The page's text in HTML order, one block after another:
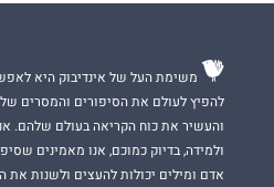
משימת העל של אינדיבוק היא
להפיץ לעולם את הסיפורים והמסרים
והעשיר את כוח הקריאה בעולם שלהם.
ולמידה, בדיוק כמוכם, אנו מאמינים
אדם ומילים יכולות להעצים ולשנות